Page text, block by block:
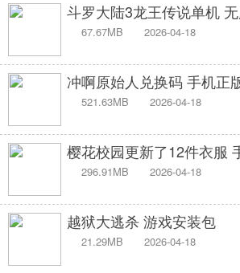
斗罗大陆3龙王传说单机
67.67MB 2026-04-18
冲啊原始人兑换码 手机正
521.63MB 2026-04-18
樱花校园更新了12件衣服
296.91MB 2026-04-18
越狱大逃杀 游戏安装包
21.29MB 2026-04-18